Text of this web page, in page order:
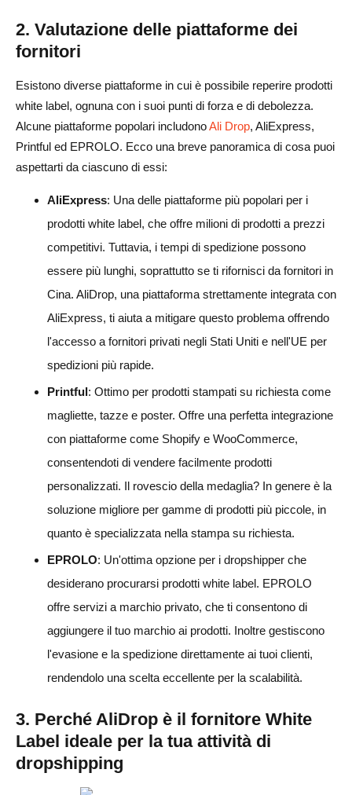
2. Valutazione delle piattaforme dei
fornitori
Esistono diverse piattaforme in cui è possibile reperire prodotti
white label, ognuna con i suoi punti di forza e di debolezza.
Alcune piattaforme popolari includonoAli Drop, AliExpress,
Printful ed EPROLO. Ecco una breve panoramica di cosa puoi
aspettarti da ciascuno di essi:
AliExpress: Una delle piattaforme più popolari per i
prodotti white label, che offre milioni di prodotti a prezzi
competitivi. Tuttavia, i tempi di spedizione possono
essere più lunghi, soprattutto se ti rifornisci da fornitori in
Cina. AliDrop, una piattaforma strettamente integrata con
AliExpress, ti aiuta a mitigare questo problema offrendo
l'accesso a fornitori privati negli Stati Uniti e nell'UE per
spedizioni più rapide.
Printful: Ottimo per prodotti stampati su richiesta come
magliette, tazze e poster. Offre una perfetta integrazione
con piattaforme come Shopify e WooCommerce,
consentendoti di vendere facilmente prodotti
personalizzati. Il rovescio della medaglia? In genere è la
soluzione migliore per gamme di prodotti più piccole, in
quanto è specializzata nella stampa su richiesta.
EPROLO: Un'ottima opzione per i dropshipper che
desiderano procurarsi prodotti white label. EPROLO
offre servizi a marchio privato, che ti consentono di
aggiungere il tuo marchio ai prodotti. Inoltre gestiscono
l'evasione e la spedizione direttamente ai tuoi clienti,
rendendolo una scelta eccellente per la scalabilità.
3. Perché AliDrop è il fornitore White
Label ideale per la tua attività di
dropshipping